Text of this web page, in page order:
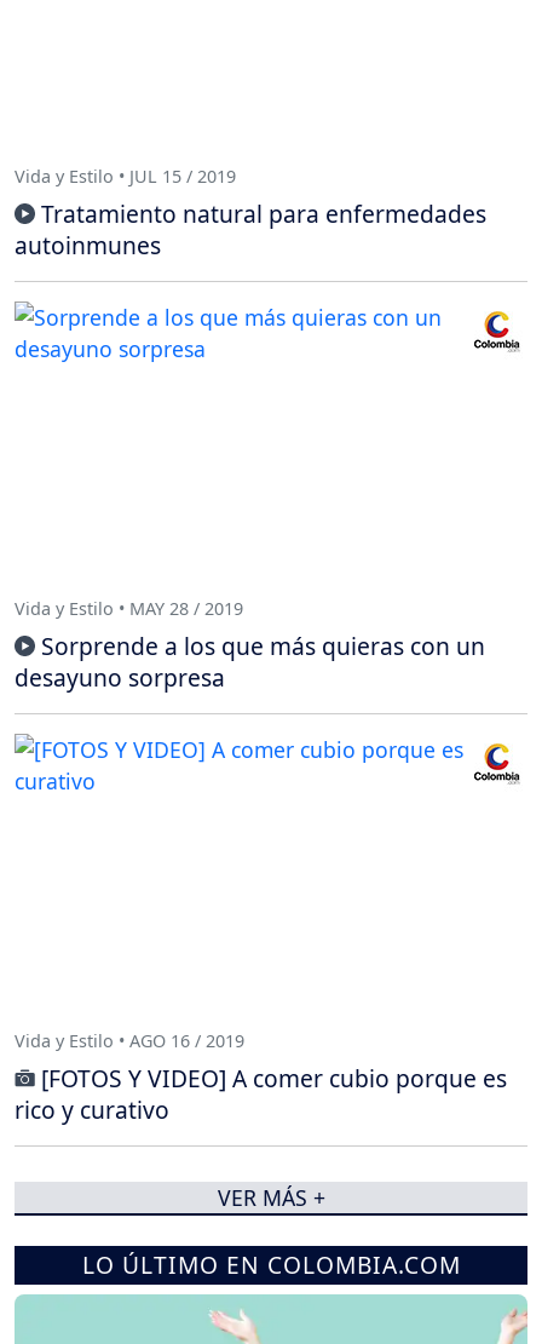
LO ÚLTIMO EN COLOMBIA.COM
Vida y Estilo • JUL 15 / 2019
Tratamiento natural para enfermedades
autoinmunes
Vida y Estilo • MAY 28 / 2019
Sorprende a los que más quieras con un
desayuno sorpresa
Vida y Estilo • AGO 16 / 2019
[FOTOS Y VIDEO] A comer cubio porque es
rico y curativo
VER MÁS +